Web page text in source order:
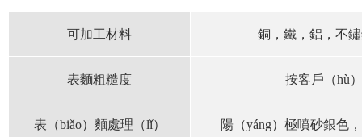
可加工材料 銅，鐵，鋁，不
表麵粗糙度 按客戶（hù
表（biǎo）麵處理（lǐ） 陽（yáng）極噴砂銀色